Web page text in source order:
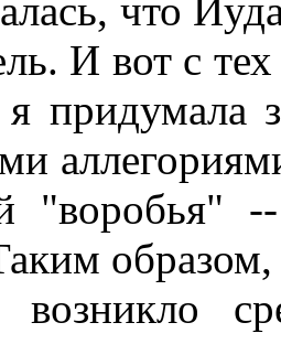
что
И вот с
я придумала
"воробья" --
образом,
возникло